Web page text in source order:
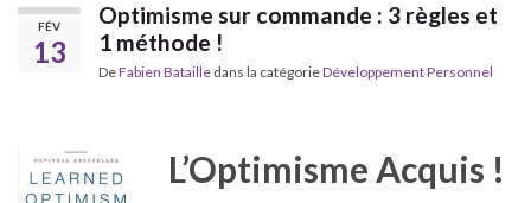
FÉV
13
Optimisme sur commande : 3 règles et
1 méthode !
DeFabien Bataille dans la catégorieDéveloppement Personnel
L’Optimisme Acquis !